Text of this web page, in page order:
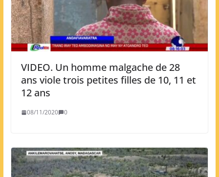
VIDEO. Un homme malgache de 28
ans viole trois petites filles de 10, 11 et
12 ans
08/11/2020 0